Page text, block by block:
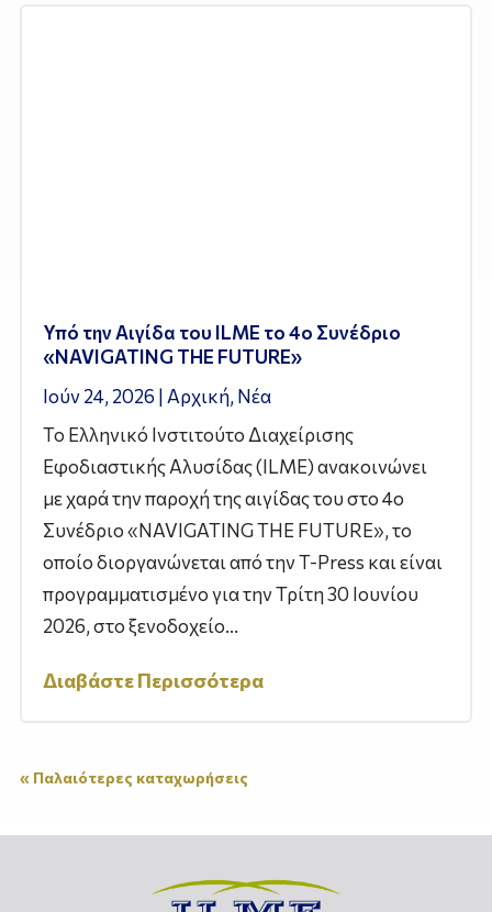
Υπό την Αιγίδα του ILME το 4ο Συνέδριο
«NAVIGATING THE FUTURE»
Ιούν 24, 2026 | Αρχική, Νέα
Το Ελληνικό Ινστιτούτο Διαχείρισης
Εφοδιαστικής Αλυσίδας (ILME) ανακοινώνει
με χαρά την παροχή της αιγίδας του στο 4ο
Συνέδριο «NAVIGATING THE FUTURE», το
οποίο διοργανώνεται από την T-Press και είναι
προγραμματισμένο για την Τρίτη 30 Ιουνίου
2026, στο ξενοδοχείο...
Διαβάστε Περισσότερα
« Παλαιότερες καταχωρήσεις